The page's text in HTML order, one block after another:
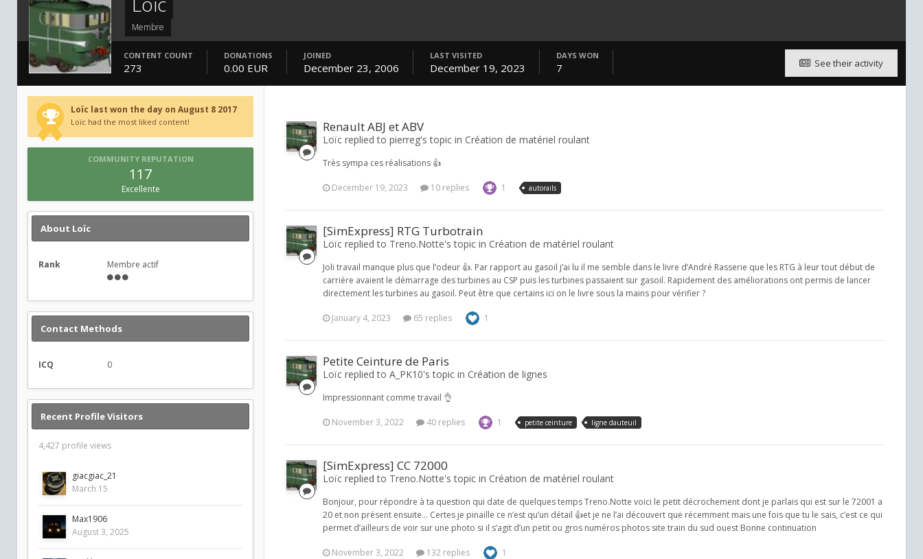
Membre
See their activity
CONTENT COUNT
273
DONATIONS
0.00 EUR
JOINED
December 23, 2006
LAST VISITED
December 19, 2023
DAYS WON
7
Loïc last won the day on August 8 2017
Loïc had the most liked content!
COMMUNITY REPUTATION
117
Excellente
About Loïc
Rank Membre actif
Contact Methods
ICQ 0
Recent Profile Visitors
4,427 profile views
giacgiac_21
March 15
Max1906
August 3, 2025
Renault ABJ et ABV
Loïc replied to pierreg's topic in Création de matériel roulant
Très sympa ces réalisations 👍
December 19, 2023 10 replies 1 autorails
[SimExpress] RTG Turbotrain
Loïc replied to Treno.Notte's topic in Création de matériel roulant
Joli travail manque plus que l’odeur 👍. Par rapport au gasoil j’ai lu il me semble dans le livre d’André Rasserie que les RTG à leur tout début de
carrière avaient le démarrage des turbines au CSP puis les turbines passaient sur gasoil. Rapidement des améliorations ont permis de lancer
directement les turbines au gasoil. Peut être que certains ici on le livre sous la mains pour vérifier ?
January 4, 2023 65 replies 1
Petite Ceinture de Paris
Loïc replied to A_PK10's topic in Création de lignes
Impressionnant comme travail 👌
November 3, 2022 40 replies 1 petite ceinture ligne dauteuil
[SimExpress] CC 72000
Loïc replied to Treno.Notte's topic in Création de matériel roulant
Bonjour, pour répondre à ta question qui date de quelques temps Treno.Notte voici le petit décrochement dont je parlais qui est sur le 72001 a
20 et non présent ensuite… Certes je pinaille ce n’est qu’un détail 👍et je ne l’ai découvert que récemment mais une fois que tu le sais, c’est ce qui
permet d’ailleurs de voir sur une photo si il s’agit d’un petit ou gros numéros photos site train du sud ouest Bonne continuation
November 3, 2022 132 replies 1